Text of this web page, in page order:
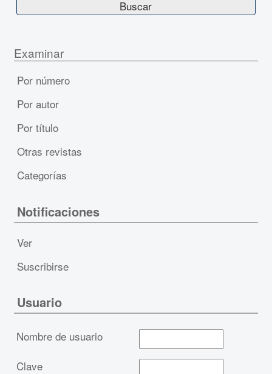
Examinar
Por número
Por autor
Por título
Otras revistas
Categorías
Notificaciones
Ver
Suscribirse
Usuario
Nombre de usuario
Clave